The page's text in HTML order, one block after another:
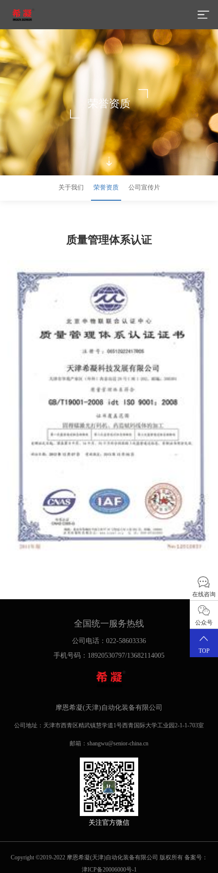
荣誉资质
关于我们 荣誉资质 公司宣传片
质量管理体系认证
全国统一服务热线
公司电话：022-58603336
手机号码：18920530797/13682114005
摩恩希凝(天津)自动化装备有限公司
公司地址：天津市西青区精武镇慧学道1号西青国际大学工业园2-1-1-703室
邮箱：shangwu@senior-china.cn
关注官方微信
Copyright ©2019-2022 摩恩希凝(天津)自动化装备有限公司 版权所有 备案号：
津ICP备20006000号-1
在线咨询
公众号
TOP